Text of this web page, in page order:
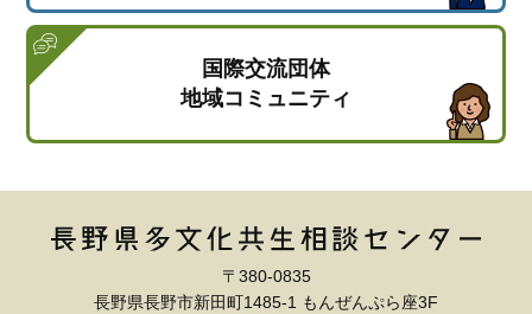
国際交流団体
地域コミュニティ
〒380-0835
長野県長野市新田町1485-1 もんぜんぷら座3F